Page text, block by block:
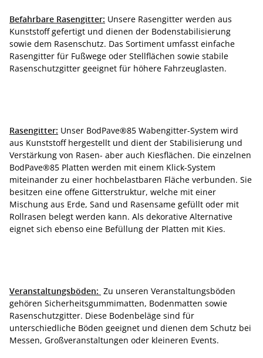
Befahrbare Rasengitter: Unsere Rasengitter werden aus
Kunststoff gefertigt und dienen der Bodenstabilisierung
sowie dem Rasenschutz. Das Sortiment umfasst einfache
Rasengitter für Fußwege oder Stellflächen sowie stabile
Rasenschutzgitter geeignet für höhere Fahrzeuglasten.
Rasengitter: Unser BodPave®85 Wabengitter-System wird
aus Kunststoff hergestellt und dient der Stabilisierung und
Verstärkung von Rasen- aber auch Kiesflächen. Die einzelnen
BodPave®85 Platten werden mit einem Klick-System
miteinander zu einer hochbelastbaren Fläche verbunden. Sie
besitzen eine offene Gitterstruktur, welche mit einer
Mischung aus Erde, Sand und Rasensame gefüllt oder mit
Rollrasen belegt werden kann. Als dekorative Alternative
eignet sich ebenso eine Befüllung der Platten mit Kies.
Veranstaltungsböden: Zu unseren Veranstaltungsböden
gehören Sicherheitsgummimatten, Bodenmatten sowie
Rasenschutzgitter. Diese Bodenbeläge sind für
unterschiedliche Böden geeignet und dienen dem Schutz bei
Messen, Großveranstaltungen oder kleineren Events.